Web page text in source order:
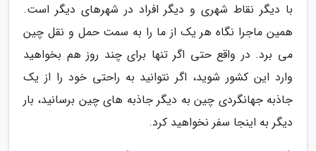
با دیگر نقاط شهری و دیگر افراد در شهرهای دیگر است.
همین ماجرا نگاه هر یک از ما را به سمت حمل و نقل چین
می برد. در واقع حتی اگر تنها برای چند روز هم بخواهید
وارد این کشور شوید، اگر نتوانید به راحتی خود را از یک
جاذبه جهانگردی چین به دیگر جاذبه های چین برسانید، بار
دیگر به اینجا سفر نخواهید کرد.